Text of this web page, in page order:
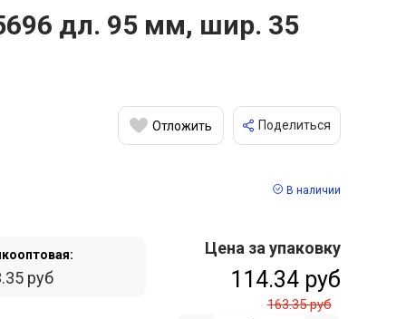
дл. 95 мм, шир. 35
Отложить Поделиться
В наличии
руб
Цена за упаковку
114.34 руб
163.35 руб